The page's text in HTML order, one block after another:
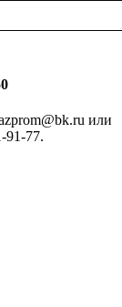
или
91-77.